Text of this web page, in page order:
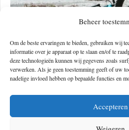
Beheer
Om de beste ervaringen te bieden, gebruiken wij
informatie over je apparaat op te slaan en/of te
deze technologieën kunnen wij gegevens zoals
verwerken. Als je geen toestemming geeft of uw
nadelige invloed hebben op bepaalde functies en
Accepteren
FOUTEN DIE JE WIL